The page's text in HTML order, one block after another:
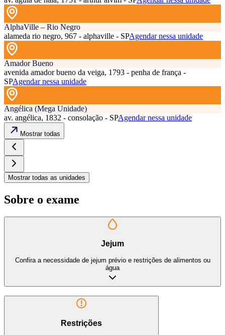
AlphaVille – Rio Negro
alameda rio negro, 967 - alphaville - SPAgendar nessa unidade
Amador Bueno
avenida amador bueno da veiga, 1793 - penha de frança -
SPAgendar nessa unidade
Angélica (Mega Unidade)
av. angélica, 1832 - consolação - SPAgendar nessa unidade
Mostrar todas
Mostrar todas as unidades
Sobre o exame
Jejum
Confira a necessidade de jejum prévio e restrições de alimentos ou
água
Restrições